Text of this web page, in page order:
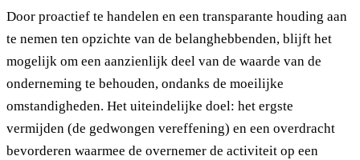
Door proactief te handelen en een transparante houding aan
te nemen ten opzichte van de belanghebbenden, blijft het
mogelijk om een aanzienlijk deel van de waarde van de
onderneming te behouden, ondanks de moeilijke
omstandigheden. Het uiteindelijke doel: het ergste
vermijden (de gedwongen vereffening) en een overdracht
bevorderen waarmee de overnemer de activiteit op een